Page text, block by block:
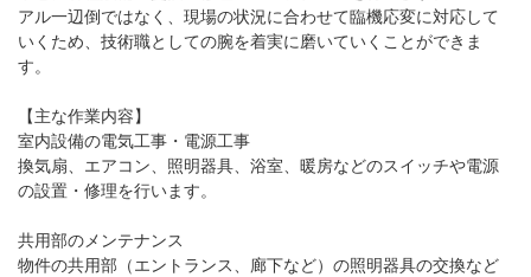
アル一辺倒ではなく、現場の状況に合わせて臨機応変に対応して
いくため、技術職としての腕を着実に磨いていくことができま
す。
【主な作業内容】
室内設備の電気工事・電源工事
換気扇、エアコン、照明器具、浴室、暖房などのスイッチや電源
の設置・修理を行います。
共用部のメンテナンス
物件の共用部（エントランス、廊下など）の照明器具の交換など